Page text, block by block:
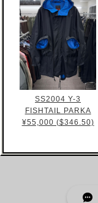
SS2004 Y-3
FISHTAIL PARKA
¥55,000 ($346.50)